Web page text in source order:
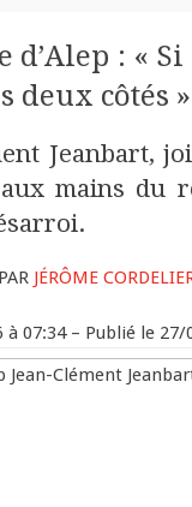
d’Alep : «
deux côtés »
Jeanbart,
mains du
JÉRÔME
à 07:34– Publié le 27/